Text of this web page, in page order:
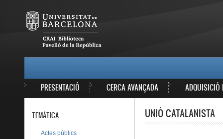
PRESENTACIÓ CERCA AVANÇADA ADQUISICIÓ
UNIÓ CATALANISTA
TEMÀTICA
Actes públics